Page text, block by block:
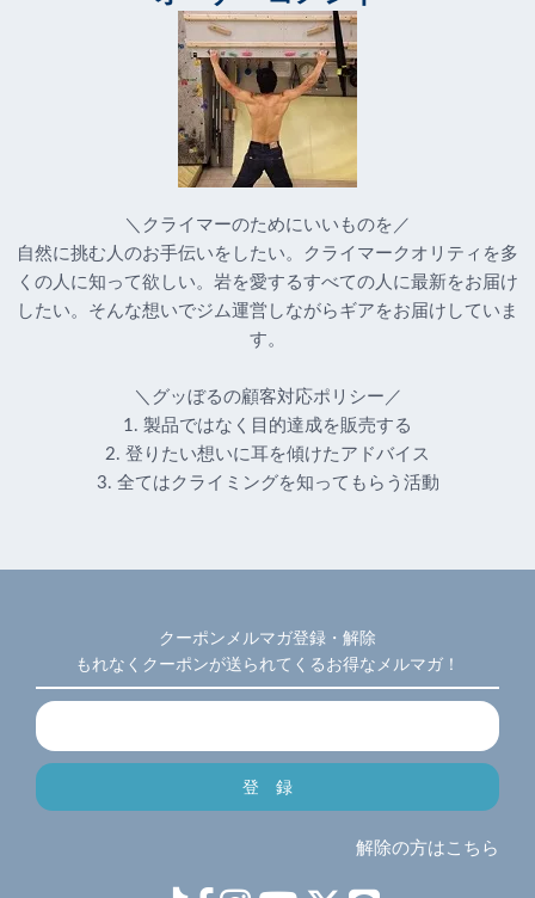
＼クライマーのためにいいものを／
自然に挑む人のお手伝いをしたい。クライマークオリティを多
くの人に知って欲しい。岩を愛するすべての人に最新をお届け
したい。そんな想いでジム運営しながらギアをお届けしていま
す。
＼グッぼるの顧客対応ポリシー／
1. 製品ではなく目的達成を販売する
2. 登りたい想いに耳を傾けたアドバイス
3. 全てはクライミングを知ってもらう活動
クーポンメルマガ登録・解除
もれなくクーポンが送られてくるお得なメルマガ！
解除の方はこちら